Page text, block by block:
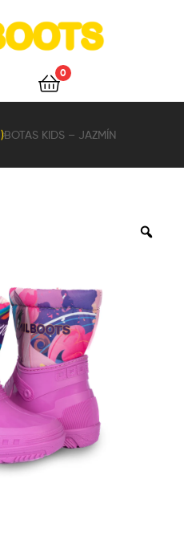
0
BOTAS KIDS – JAZMÍN